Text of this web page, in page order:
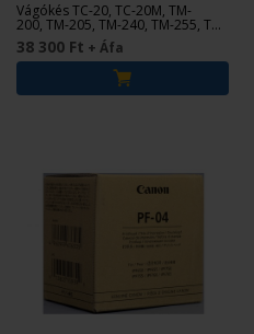
Vágókés TC-20, TC-20M, TM-
200, TM-205, TM-240, TM-255, TM-
300, TM-305, TM-340, TM-350, TM-
355 nyomtatókhoz.
38 300 Ft + Áfa